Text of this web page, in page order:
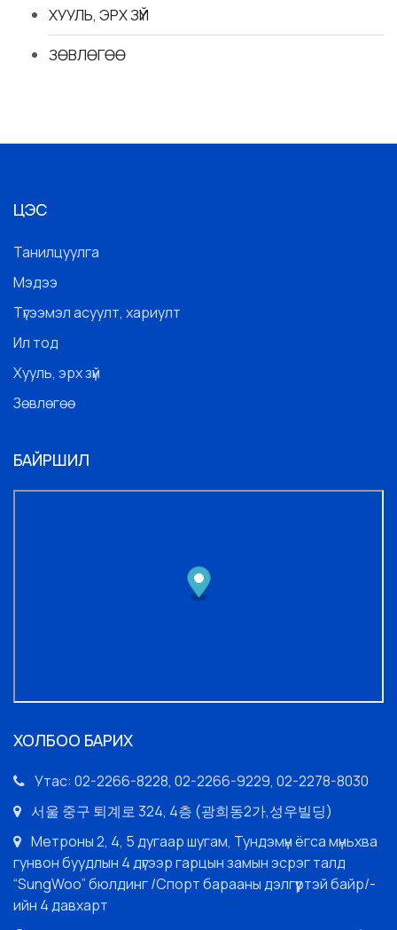
ХУУЛЬ, ЭРХ ЗҮЙ
ЗӨВЛӨГӨӨ
ЦЭС
Танилцуулга
Мэдээ
Түгээмэл асуулт, хариулт
Ил тод
Хууль, эрх зүй
Зөвлөгөө
БАЙРШИЛ
ХОЛБОО БАРИХ
Утас: 02-2266-8228, 02-2266-9229, 02-2278-8030
서울 중구 퇴계로 324, 4층 (광희동2가,성우빌딩)
Метроны 2, 4, 5 дугаар шугам, Тундэмүн ёгса мүньхва
гунвон буудлын 4 дүгээр гарцын замын эсрэг талд
“SungWoo” бюлдинг /Спорт барааны дэлгүүртэй байр/-
ийн 4 давхарт